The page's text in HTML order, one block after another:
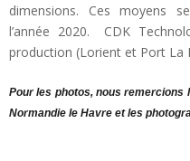
dimensions. Ces moyens
l’année 2020. CDK
production (Lorient et Port La
Pour les photos, nous remercions
Normandie le Havre et les